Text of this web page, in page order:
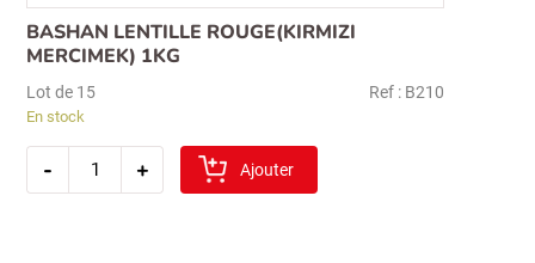
BASHAN LENTILLE ROUGE(KIRMIZI
MERCIMEK) 1KG
Lot de 15 Ref : B210
En stock
-
quantité
+ Ajouter